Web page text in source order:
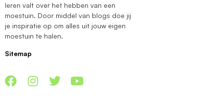
leren valt over het hebben van een
moestuin. Door middel van blogs doe jij
je inspiratie op om alles uit jouw eigen
moestuin te halen.
Sitemap